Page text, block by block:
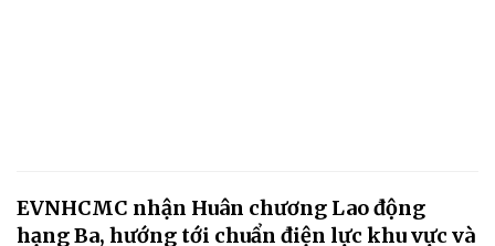
EVNHCMC nhận Huân chương Lao động
hạng Ba, hướng tới chuẩn điện lực khu vực và